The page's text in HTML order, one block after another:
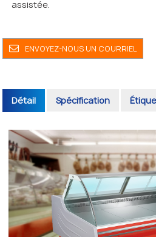
assistée.
ENVOYEZ-NOUS UN COURRIEL
Détail Spécification